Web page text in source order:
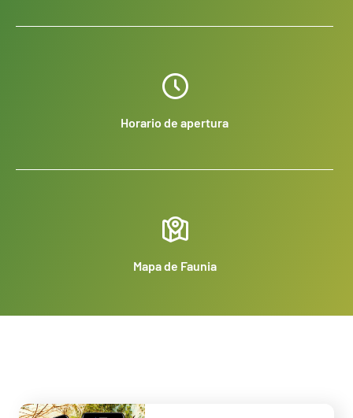
Horario de apertura
Mapa de Faunia